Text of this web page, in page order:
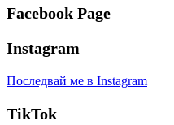
Facebook Page
Instagram
Последвай ме в Instagram
TikTok